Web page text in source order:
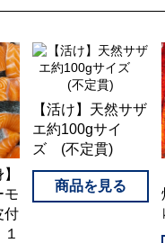
モ
付
【活け】天然サザ
エ約100gサイ
ズ (不定貫)